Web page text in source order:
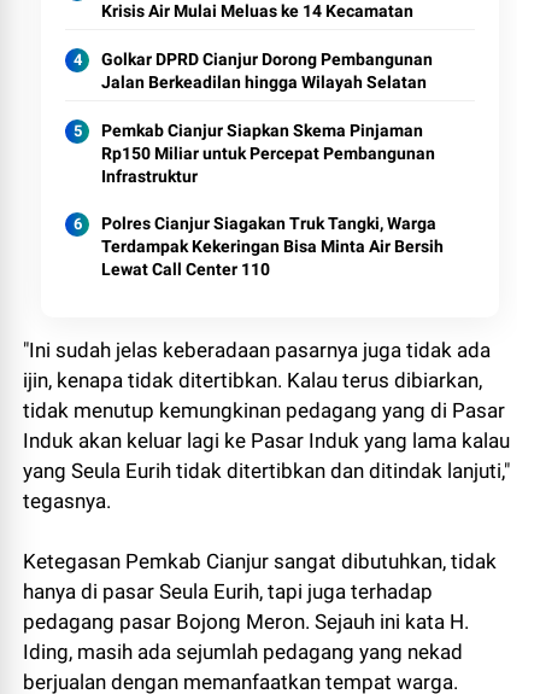
Krisis Air Mulai Meluas ke 14 Kecamatan
Golkar DPRD Cianjur Dorong Pembangunan
Jalan Berkeadilan hingga Wilayah Selatan
Pemkab Cianjur Siapkan Skema Pinjaman
Rp150 Miliar untuk Percepat Pembangunan
Infrastruktur
Polres Cianjur Siagakan Truk Tangki, Warga
Terdampak Kekeringan Bisa Minta Air Bersih
Lewat Call Center 110
"Ini sudah jelas keberadaan pasarnya juga tidak ada
ijin, kenapa tidak ditertibkan. Kalau terus dibiarkan,
tidak menutup kemungkinan pedagang yang di Pasar
Induk akan keluar lagi ke Pasar Induk yang lama kalau
yang Seula Eurih tidak ditertibkan dan ditindak lanjuti,"
tegasnya.
Ketegasan Pemkab Cianjur sangat dibutuhkan, tidak
hanya di pasar Seula Eurih, tapi juga terhadap
pedagang pasar Bojong Meron. Sejauh ini kata H.
Iding, masih ada sejumlah pedagang yang nekad
berjualan dengan memanfaatkan tempat warga.